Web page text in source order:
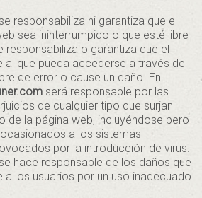
responsabiliza ni garantiza que el
sea ininterrumpido o que esté libre
responsabiliza o garantiza que el
que pueda accederse a través de
de error o cause un daño. En
será responsable por las
de cualquier tipo que surjan
de la página web, incluyéndose pero
a los sistemas
por la introducción de virus.
hace responsable de los daños que
a los usuarios por un uso inadecuado